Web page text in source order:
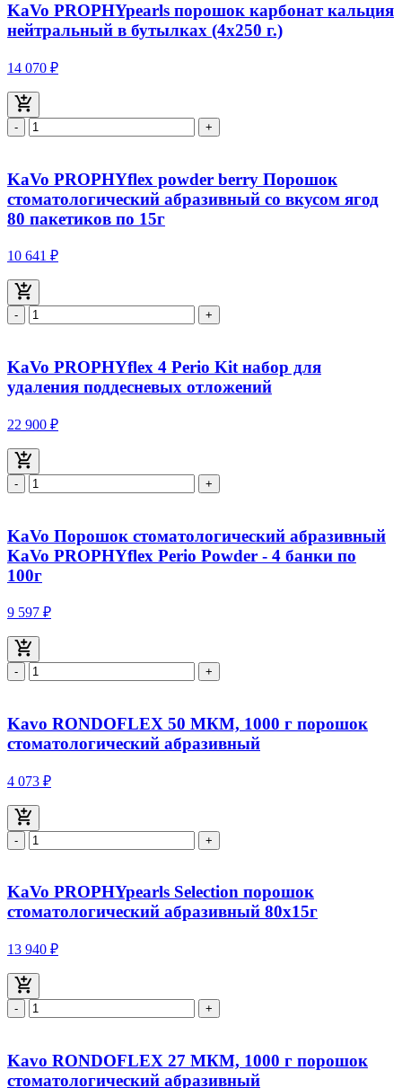
KaVo PROPHYpearls порошок карбонат кальция
нейтральный в бутылках (4x250 г.)
14 070 ₽
- +
KaVo PROPHYflex powder berry Порошок
стоматологический абразивный со вкусом ягод
80 пакетиков по 15г
10 641 ₽
- +
KaVo PROPHYflex 4 Perio Kit набор для
удаления поддесневых отложений
22 900 ₽
- +
KaVo Порошок стоматологический абразивный
KaVo PROPHYflex Perio Powder - 4 банки по
100г
9 597 ₽
- +
Kavo RONDOFLEX 50 МКМ, 1000 г порошок
стоматологический абразивный
4 073 ₽
- +
KaVo PROPHYpearls Selection порошок
стоматологический абразивный 80x15г
13 940 ₽
- +
Kavo RONDOFLEX 27 МКМ, 1000 г порошок
стоматологический абразивный